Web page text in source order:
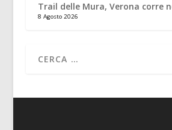
Trail delle Mura, Verona corre
8 Agosto 2026